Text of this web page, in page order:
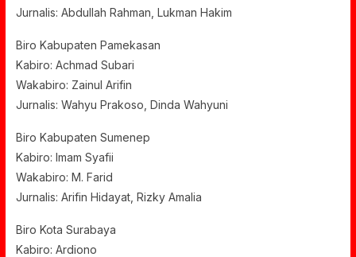
Jurnalis: Abdullah Rahman, Lukman Hakim
Biro Kabupaten Pamekasan
Kabiro: Achmad Subari
Wakabiro: Zainul Arifin
Jurnalis: Wahyu Prakoso, Dinda Wahyuni
Biro Kabupaten Sumenep
Kabiro: Imam Syafii
Wakabiro: M. Farid
Jurnalis: Arifin Hidayat, Rizky Amalia
Biro Kota Surabaya
Kabiro: Ardiono